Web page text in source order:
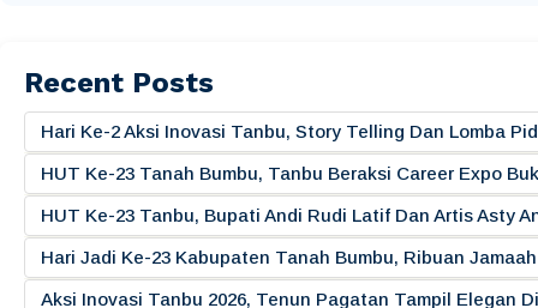
Recent Posts
Hari Ke-2 Aksi Inovasi Tanbu, Story Telling Dan Lomba
HUT Ke-23 Tanah Bumbu, Tanbu Beraksi Career Expo
HUT Ke-23 Tanbu, Bupati Andi Rudi Latif Dan Artis Asty
Hari Jadi Ke-23 Kabupaten Tanah Bumbu, Ribuan
Aksi Inovasi Tanbu 2026, Tenun Pagatan Tampil Elegan